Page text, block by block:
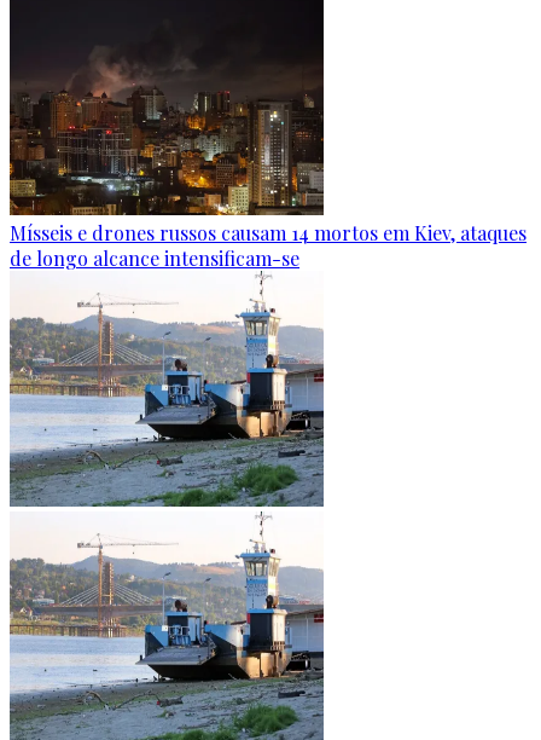
Mísseis e drones russos causam 14 mortos em Kiev, ataques
de longo alcance intensificam-se